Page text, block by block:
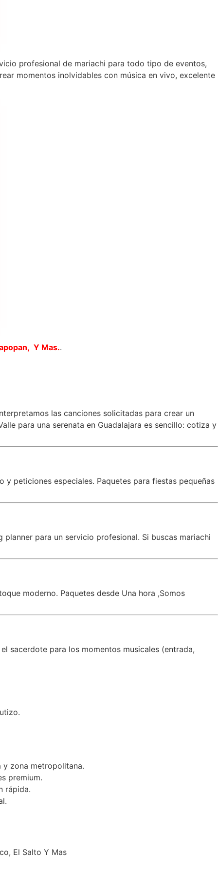
profesional de mariachi para todo tipo de eventos,
momentos inolvidables con música en vivo, excelente
Y Mas..
las canciones solicitadas para crear un
para una serenata en Guadalajara es sencillo: cotiza y
peticiones especiales. Paquetes para fiestas pequeñas
para un servicio profesional. Si buscas mariachi
moderno. Paquetes desde Una hora ,Somos
sacerdote para los momentos musicales (entrada,
y zona metropolitana.
premium.
rápida.
El Salto Y Mas